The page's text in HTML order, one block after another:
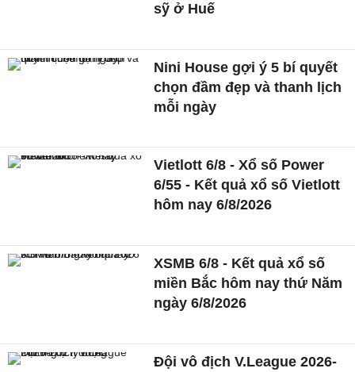
sỹ ở Huế
Nini House gợi ý 5 bí quyết
chọn đầm đẹp và thanh lịch
mỗi ngày
Vietlott 6/8 - Xổ số Power
6/55 - Kết quả xổ số Vietlott
hôm nay 6/8/2026
XSMB 6/8 - Kết quả xổ số
miền Bắc hôm nay thứ Năm
ngày 6/8/2026
Đội vô địch V.League 2026-